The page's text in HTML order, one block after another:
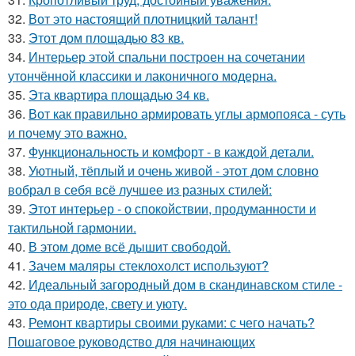
32. Вот это настоящий плотницкий талант!
33. Этот дом площадью 83 кв.
34. Интерьер этой спальни построен на сочетании
утончённой классики и лаконичного модерна.
35. Эта квартира площадью 34 кв.
36. Вот как правильно армировать углы армопояса - суть
и почему это важно.
37. Функциональность и комфорт - в каждой детали.
38. Уютный, тёплый и очень живой - этот дом словно
вобрал в себя всё лучшее из разных стилей:
39. Этот интерьер - о спокойствии, продуманности и
тактильной гармонии.
40. В этом доме всё дышит свободой.
41. Зачем маляры стеклохолст используют?
42. Идеальный загородный дом в скандинавском стиле -
это ода природе, свету и уюту.
43. Ремонт квартиры своими руками: с чего начать?
Пошаговое руководство для начинающих